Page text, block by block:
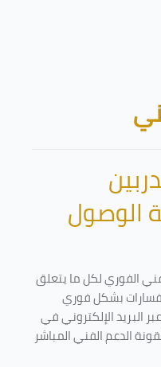
الوصول
الفوري لكل ما يتعلق
بشكل فوري
البريد الإلكتروني في
الدعم الفني المباشر